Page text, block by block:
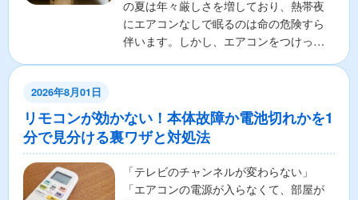
の夏は年々厳しさを増しており、熱帯夜
にエアコンなしで眠るのは命の危険すら
伴います。しかし、エアコンをつけっぱ
2026年8月01日
リモコンが効かない！本体故障か電池切れかを1
分で見分ける裏ワザと対処法
「テレビのチャンネルが変わらない」
「エアコンの電源が入らなくて、部屋が